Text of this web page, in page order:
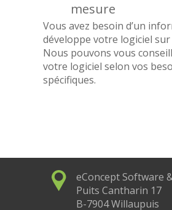
mesure
Vous avez besoin d’un
développe votre logiciel sur
Nous pouvons vous
votre logiciel selon vos
spécifiques.
eConcept Software
Puits Cantharin 17
B-7904 Willaupuis